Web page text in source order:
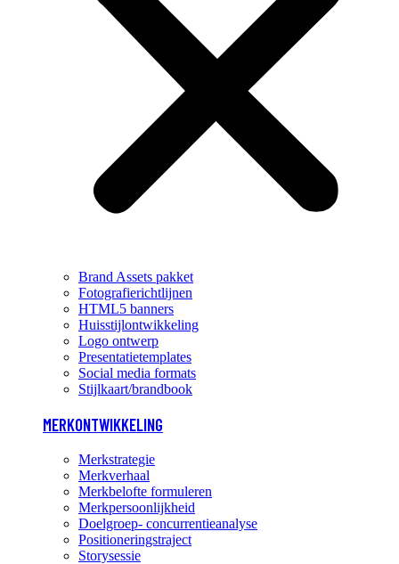
Brand Assets pakket
Fotografierichtlijnen
HTML5 banners
Huisstijlontwikkeling
Logo ontwerp
Presentatietemplates
Social media formats
Stijlkaart/brandbook
MERKONTWIKKELING
Merkstrategie
Merkverhaal
Merkbelofte formuleren
Merkpersoonlijkheid
Doelgroep- concurrentieanalyse
Positioneringstraject
Storysessie